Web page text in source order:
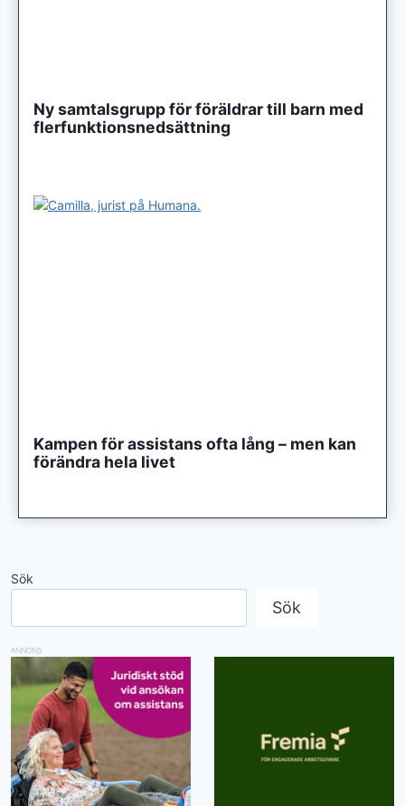
Ny samtalsgrupp för föräldrar till barn med
flerfunktionsnedsättning
Kampen för assistans ofta lång – men kan
förändra hela livet
Sök
Sök
ANNONS